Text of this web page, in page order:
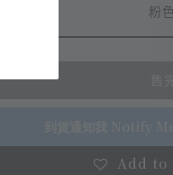
粉色
Add